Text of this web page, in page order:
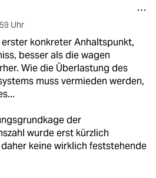
Uhr
konkreter Anhaltspunkt,
besser als die wagen
Wie die Überlastung des
muss vermieden werden,
der
wurde erst kürzlich
keine wirklich feststehende